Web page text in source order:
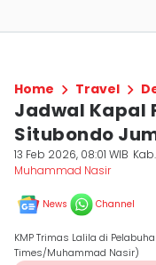
Home Travel
Jadwal Kapal
Situbondo
13 Feb 2026, 08:01 WIB
Muhammad Nasir
News Channel
KMP Trimas Lalila di
Times/Muhammad Nasir)